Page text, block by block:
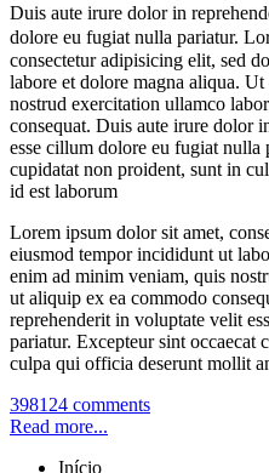
Duis aute irure dolor in
dolore eu fugiat nulla pariatur.
consectetur adipisicing elit, sed
labore et dolore magna aliqua.
nostrud exercitation ullamco
consequat. Duis aute irure dolor
esse cillum dolore eu fugiat nulla
cupidatat non proident, sunt in
id est laborum
Lorem ipsum dolor sit amet,
eiusmod tempor incididunt ut
enim ad minim veniam, quis
ut aliquip ex ea commodo
reprehenderit in voluptate velit
pariatur. Excepteur sint occaecat
culpa qui officia deserunt mollit
398124 comments
Read more...
Início